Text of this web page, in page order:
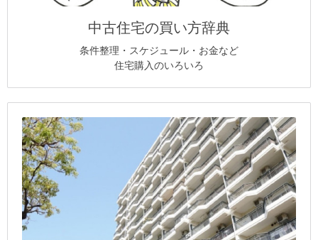
中古住宅の買い方辞典
条件整理・スケジュール・お金など
住宅購入のいろいろ